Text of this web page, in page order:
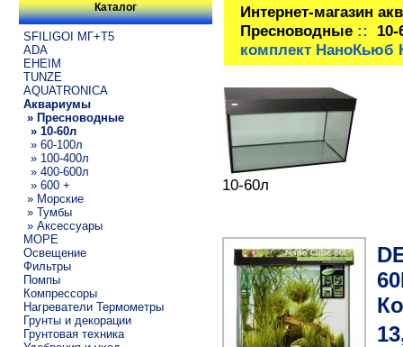
Каталог
SFILIGOI МГ+Т5
ADA
EHEIM
TUNZE
AQUATRONICA
Аквариумы
» Пресноводные
» 10-60л
» 60-100л
» 100-400л
» 400-600л
» 600 +
» Морские
» Тумбы
» Аксессуары
МОРЕ
Освещение
Фильтры
Помпы
Компрессоры
Нагреватели Термометры
Грунты и декорации
Грунтовая техника
Интернет-магазин
Пресноводные:: 10-
комплект НаноКьюб
10-60л